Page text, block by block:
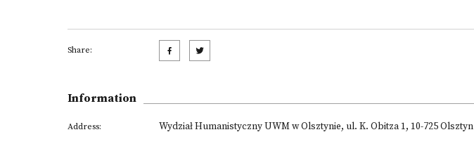
Share:
Information
Address: Wydział Humanistyczny UWM w Olsztynie, ul. K. Obitza 1, 10-725 Olsztyn